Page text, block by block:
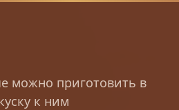
можно приготовить в
к ним